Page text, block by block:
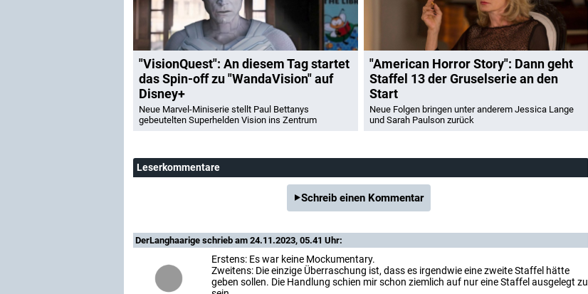
"VisionQuest": An diesem Tag startet
das Spin-off zu "WandaVision" auf
Disney+
Neue Marvel-Miniserie stellt Paul Bettanys
gebeutelten Superhelden Vision ins Zentrum
"American Horror Story": Dann geht
Staffel 13 der Gruselserie an den
Start
Neue Folgen bringen unter anderem Jessica Lange
und Sarah Paulson zurück
Leserkommentare
Schreib einen Kommentar
DerLanghaarige schrieb am 24.11.2023, 05.41 Uhr:
Erstens: Es war keine Mockumentary.
Zweitens: Die einzige Überraschung ist, dass es irgendwie eine zweite Staffel hätte
geben sollen. Die Handlung schien mir schon ziemlich auf nur eine Staffel ausgelegt zu